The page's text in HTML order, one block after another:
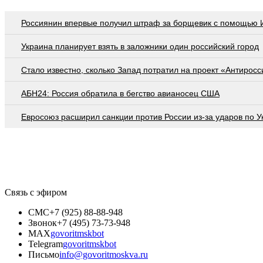
Россиянин впервые получил штраф за борщевик с помощью
Украина планирует взять в заложники один российский город
Стало известно, сколько Запад потратил на проект
АБН24: Россия обратила в бегство авианосец США
Евросоюз расширил санкции против России из-за ударов по
Связь с эфиром
СМС+7 (925) 88-88-948
Звонок+7 (495) 73-73-948
MAXgovoritmskbot
Telegramgovoritmskbot
Письмоinfo@govoritmoskva.ru